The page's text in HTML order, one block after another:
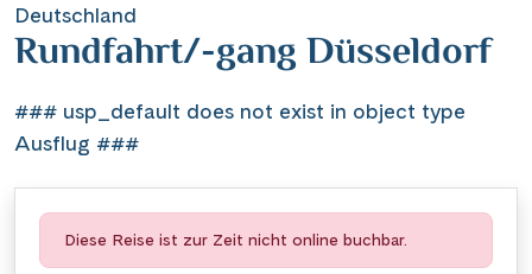
Deutschland
Rundfahrt/-gang Düsseldorf
### usp_default does not exist in object type
Ausflug ###
Diese Reise ist zur Zeit nicht online buchbar.